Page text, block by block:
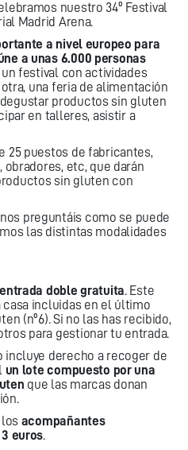
nuestro 34º Festival
Madrid Arena.
a nivel europeo para
a unas 6.000 personas
un festival con actividades
una feria de alimentación
productos sin gluten
en talleres, asistir a
25 puestos de fabricantes,
etc, que darán
sin gluten con
preguntáis como se puede
las distintas modalidades
doble gratuita. Este
casa incluidas en el último
(nº6). Si no las has recibido,
para gestionar tu entrada.
incluye derecho a recoger de
un lote compuesto por una
que las marcas donan
los acompañantes
3 euros.